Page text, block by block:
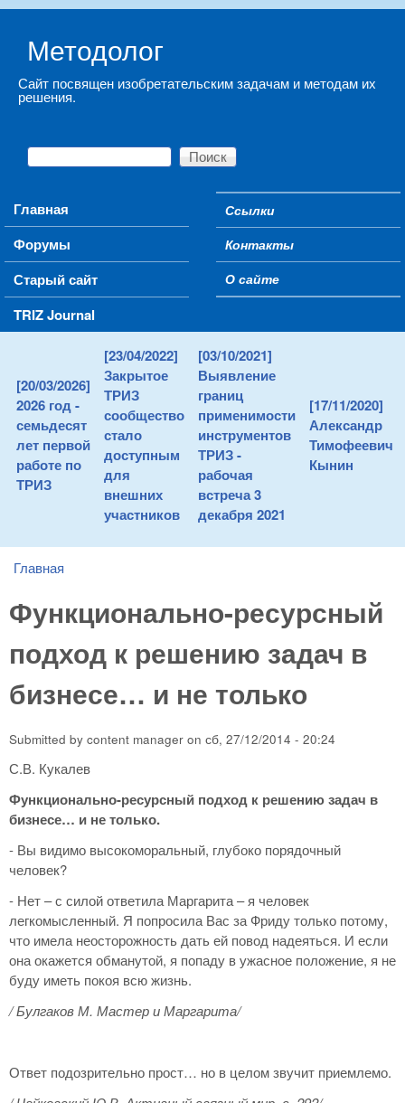
Методолог
Сайт посвящен изобретательским задачам и методам их
решения.
Форма поиска
Поиск
Main menu
Главная
Форумы
Старый сайт
TRIZ Journal
Secondary menu
Ссылки
Контакты
О сайте
[20/03/2026]
2026 год -
семьдесят
лет первой
работе по
ТРИЗ
[23/04/2022]
Закрытое
ТРИЗ
сообщество
стало
доступным
для
внешних
участников
[03/10/2021]
Выявление
границ
применимости
инструментов
ТРИЗ -
рабочая
встреча 3
декабря 2021
[17/11/2020]
Александр
Тимофеевич
Кынин
You are here
Главная
Функционально-ресурсный
подход к решению задач в
бизнесе… и не только
Submitted by content manager on сб, 27/12/2014 - 20:24
С.В. Кукалев
Функционально-ресурсный подход к решению задач в
бизнесе… и не только.
- Вы видимо высокоморальный, глубоко порядочный
человек?
- Нет – с силой ответила Маргарита – я человек
легкомысленный. Я попросила Вас за Фриду только потому,
что имела неосторожность дать ей повод надеяться. И если
она окажется обманутой, я попаду в ужасное положение, я не
буду иметь покоя всю жизнь.
/ Булгаков М. Мастер и Маргарита/
Ответ подозрительно прост… но в целом звучит приемлемо.